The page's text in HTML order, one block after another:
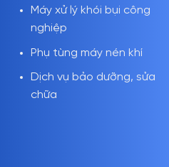
Máy xử lý khói bụi công
nghiệp
Phụ tùng máy nén khí
Dịch vụ bảo dưỡng, sửa
chữa